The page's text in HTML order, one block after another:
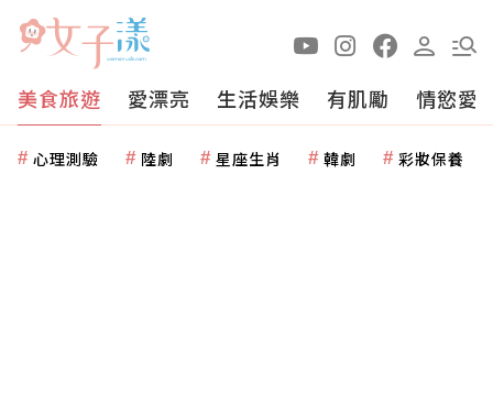
美食旅遊 愛漂亮 生活娛樂 有肌勵 情慾愛
心理測驗 陸劇 星座生肖 韓劇 彩妝保養